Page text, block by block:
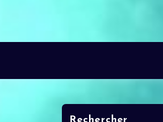
Rechercher